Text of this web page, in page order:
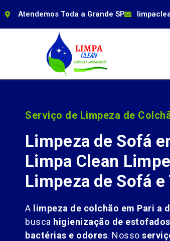
Atendemos Toda a Grande SP
Serviço de Limpeza de
Limpeza de Sofá
Limpa Clean
Limpeza de Sofá e
A limpeza de colchão em Pari a
busca higienização de
bactérias e odores. Nosso